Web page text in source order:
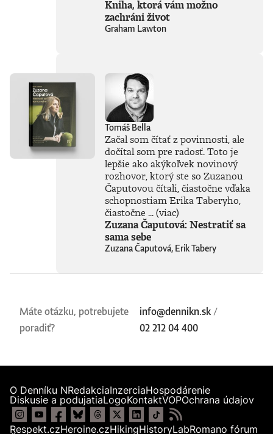
Vyváženie prínosov
nekonvenčné –
ChatGPT a
generatívnu AI
vníma len ako
najnovšiu kapitolu
v dlhom príbehu a
tvrdí, že sme stále
iba na začiatku
technológie, ktoré
ešte neboli ani
ovplyvnia naše
životy v 30. rokoch
oveľa zásadnejšie
dnes. Otvára tým
fascinujúcu diskusiu
človeka.Knihu
preložil Marián
Hamada.Prečítajte
si ukážku z
Kniha, ktorá vám možno
zachráni život
Graham Lawton
Tomáš Bella
Začal som čítať z povinnosti, ale
dočítal som pre radosť. Toto je
lepšie ako akýkoľvek novinový
rozhovor, ktorý ste so Zuzanou
Čaputovou čítali, čiastočne vďaka
schopnostiam Erika Taberyho,
čiastočne ...(viac)
Zuzana Čaputová: Nestratiť sa
sama sebe
Zuzana Čaputová, Erik Tabery
Máte otázku, potrebujete
poradiť?
info@dennikn.sk /
02 212 04 400
O Denníku NRedakciaInzerciaHospodárenie
Diskusie a podujatiaLogoKontaktVOPOchrana údajov
Respekt.czHeroine.czHikingHistoryLabRomano fórum